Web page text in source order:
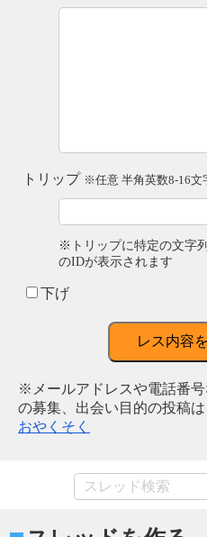
トリップ ※任意 半角英数8-16文
※トリップに特定の文字
のIDが表示されます
下げ
レス内容
※メールアドレスや電話番
の募集、出会い目的の投稿
おやくそく